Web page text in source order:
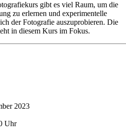
gibt es viel Raum, um die
zu erlernen und experimentelle
der Fotografie auszuprobieren. Die
in diesem Kurs im Fokus.
2023
Uhr